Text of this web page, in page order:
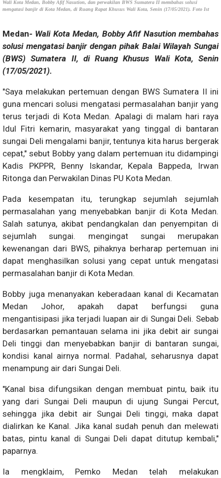
Wali Kota Medan, Bobby Afif Nasution, dan perwakilan BWS Sumatera II membahas solusi
mengatasi banjir di Kota Medan, di Ruang Rapat Khusus Wali Kota, Senin (17/05/2021). Foto Ist
Medan- Wali Kota Medan, Bobby Afif Nasution membahas
solusi mengatasi banjir dengan pihak Balai Wilayah Sungai
(BWS) Sumatera II, di Ruang Khusus Wali Kota, Senin
(17/05/2021).
"Saya melakukan pertemuan dengan BWS Sumatera II ini
guna mencari solusi mengatasi permasalahan banjir yang
terus terjadi di Kota Medan. Apalagi di malam hari raya
Idul Fitri kemarin, masyarakat yang tinggal di bantaran
sungai Deli mengalami banjir, tentunya kita harus bergerak
cepat," sebut Bobby yang dalam pertemuan itu didampingi
Kadis PKPPR, Benny Iskandar, Kepala Bappeda, Irwan
Ritonga dan Perwakilan Dinas PU Kota Medan.
Pada kesempatan itu, terungkap sejumlah sejumlah
permasalahan yang menyebabkan banjir di Kota Medan.
Salah satunya, akibat pendangkalan dan penyempitan di
sejumlah sungai. mengingat sungai merupakan
kewenangan dari BWS, pihaknya berharap pertemuan ini
dapat menghasilkan solusi yang cepat untuk mengatasi
permasalahan banjir di Kota Medan.
Bobby juga menanyakan keberadaan kanal di Kecamatan
Medan Johor, apakah dapat berfungsi guna
mengantisipasi jika terjadi luapan air di Sungai Deli. Sebab
berdasarkan pemantauan selama ini jika debit air sungai
Deli tinggi dan menyebabkan banjir di bantaran sungai,
kondisi kanal airnya normal. Padahal, seharusnya dapat
menampung air dari Sungai Deli.
"Kanal bisa difungsikan dengan membuat pintu, baik itu
yang dari Sungai Deli maupun di ujung Sungai Percut,
sehingga jika debit air Sungai Deli tinggi, maka dapat
dialirkan ke Kanal. Jika kanal sudah penuh dan melewati
batas, pintu kanal di Sungai Deli dapat ditutup kembali,"
paparnya.
Ia mengklaim, Pemko Medan telah melakukan